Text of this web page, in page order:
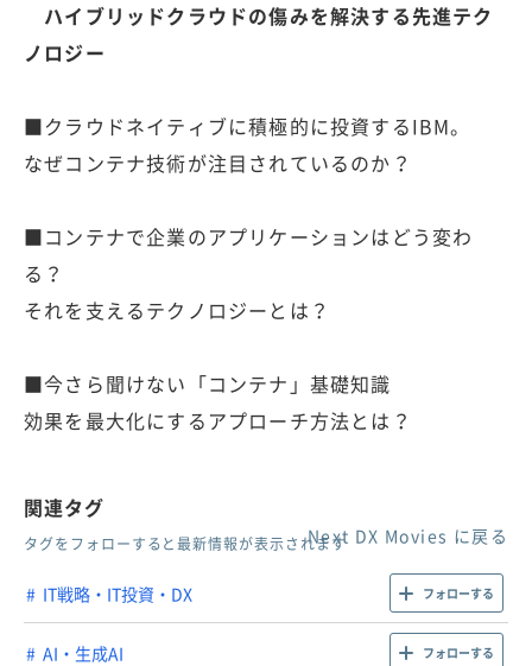
ハイブリッドクラウドの傷みを解決する先進テク
ノロジー
■クラウドネイティブに積極的に投資するIBM。
なぜコンテナ技術が注目されているのか？
■コンテナで企業のアプリケーションはどう変わ
る？
それを支えるテクノロジーとは？
■今さら聞けない「コンテナ」基礎知識
効果を最大化にするアプローチ方法とは？
Next DX Movies に戻る
関連タグ
タグをフォローすると最新情報が表示されます
IT戦略・IT投資・DX フォローする
AI・生成AI フォローする